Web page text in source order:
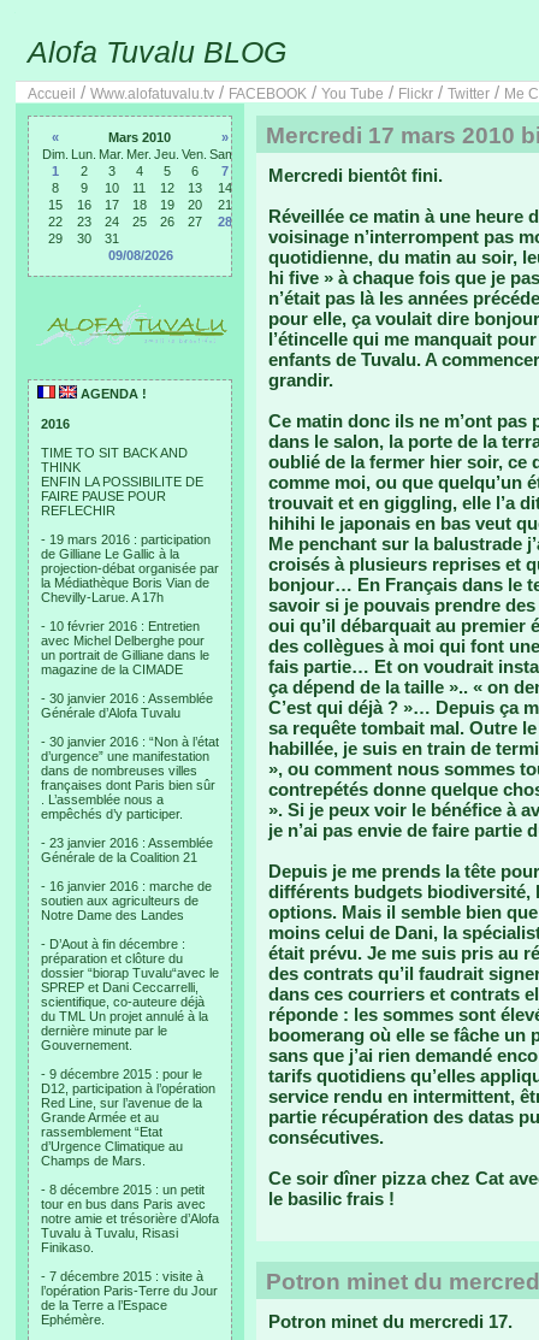
Alofa Tuvalu BLOG
Accueil / Www.alofatuvalu.tv / FACEBOOK / You Tube / Flickr / Twitter / Me
« Mars 2010
»
Dim. Lun. Mar. Mer. Jeu. Ven. Sam.
1
2 3 4 5 6
7
8
9 10 11 12 13
14
15
16 17 18 19 20
21
22
23 24 25 26 27
28
29
30
31
09/08/2026
AGENDA !
2016
TIME TO SIT BACK AND
THINK
ENFIN LA POSSIBILITE DE
FAIRE PAUSE POUR
REFLECHIR
- 19 mars 2016 : participation
de Gilliane Le Gallic à la
projection-débat organisée par
la Médiathèque Boris Vian de
Chevilly-Larue. A 17h
- 10 février 2016 : Entretien
avec Michel Delberghe pour
un portrait de Gilliane dans le
magazine de la CIMADE
- 30 janvier 2016 : Assemblée
Générale d’Alofa Tuvalu
- 30 janvier 2016 : “Non à l’état
d’urgence” une manifestation
dans de nombreuses villes
françaises dont Paris bien sûr
. L’assemblée nous a
empêchés d’y participer.
- 23 janvier 2016 : Assemblée
Générale de la Coalition 21
- 16 janvier 2016 : marche de
soutien aux agriculteurs de
Notre Dame des Landes
- D’Aout à fin décembre :
préparation et clôture du
dossier “biorap Tuvalu“avec le
SPREP et Dani Ceccarrelli,
scientifique, co-auteure déjà
du TML Un projet annulé à la
dernière minute par le
Gouvernement.
- 9 décembre 2015 : pour le
D12, participation à l’opération
Red Line, sur l’avenue de la
Grande Armée et au
rassemblement “Etat
d’Urgence Climatique au
Champs de Mars.
- 8 décembre 2015 : un petit
tour en bus dans Paris avec
notre amie et trésorière d’Alofa
Tuvalu à Tuvalu, Risasi
Finikaso.
- 7 décembre 2015 : visite à
l’opération Paris-Terre du Jour
de la Terre a l’Espace
Ephémère.
Mercredi 17 mars 2010
Mercredi bientôt fini.
Réveillée ce matin à une heure
voisinage n’interrompent pas
quotidienne, du matin au soir,
hi five » à chaque fois que je
n’était pas là les années
pour elle, ça voulait dire
l’étincelle qui me manquait
enfants de Tuvalu. A
grandir.
Ce matin donc ils ne m’ont
dans le salon, la porte de la
oublié de la fermer hier soir,
comme moi, ou que quelqu’un
trouvait et en giggling, elle l’a
hihihi le japonais en bas veut
Me penchant sur la balustrade
croisés à plusieurs reprises et
bonjour… En Français dans le
savoir si je pouvais prendre
oui qu’il débarquait au premier
des collègues à moi qui font
fais partie… Et on voudrait
ça dépend de la taille ».. « on
C’est qui déjà ? »… Depuis ça
sa requête tombait mal. Outre
habillée, je suis en train de
», ou comment nous sommes
contrepétés donne quelque
». Si je peux voir le bénéfice à
je n’ai pas envie de faire partie
Depuis je me prends la tête
différents budgets biodiversité,
options. Mais il semble bien
moins celui de Dani, la
était prévu. Je me suis pris au
des contrats qu’il faudrait
dans ces courriers et contrats
réponde : les sommes sont
boomerang où elle se fâche
sans que j’ai rien demandé
tarifs quotidiens qu’elles
service rendu en intermittent,
partie récupération des datas
consécutives.
Ce soir dîner pizza chez Cat
le basilic frais !
Potron minet du
Potron minet du mercredi 17.